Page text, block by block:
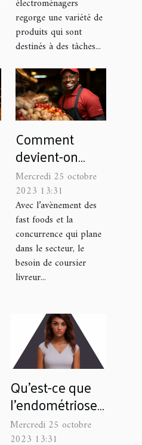
électroménagers
regorge une variété de
produits qui sont
destinés à des tâches...
Comment
devient-on
coursier livreur
de repas ?
Mercredi 25 octobre
2023 13:31
Avec l’avènement des
fast foods et la
concurrence qui plane
dans le secteur, le
besoin de coursier
livreur...
Qu’est-ce que
l’endométriose ?
Symptômes et
traitements
Mercredi 25 octobre
2023 13:31